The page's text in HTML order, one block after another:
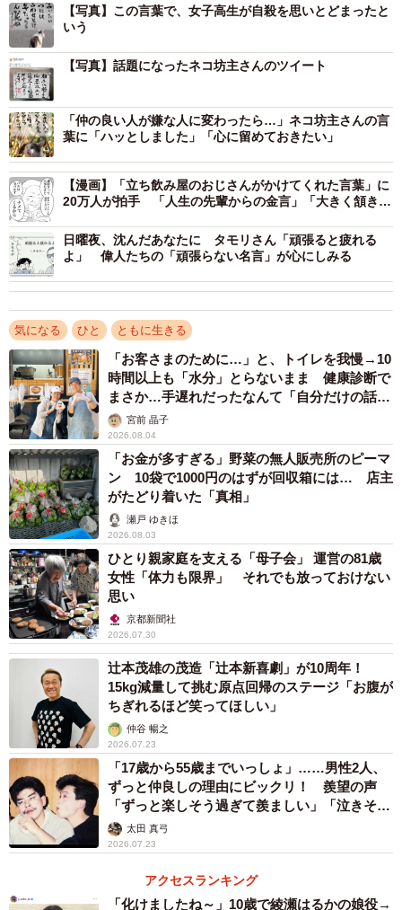
2/3
女性が自殺を思い止まったという言葉（籔本さん提供、Instagramよりキ
ャプチャ撮影）
「相手の罵声や言葉を浴びせられても受け取らな
ければ相手に戻る」 誹謗中傷を受けたら、ブロ
ックを！
今回ryuchellさんの自殺報道を受けて投稿したのは「このよ
うな形でryuchellさんがお亡くなりになり残念です。しかし
それと同時に誰が書き込んだのか、ryuchellさんの生い立ち
や家族のことがいろいろTwitterに流れてまた誰かが誰かを
追い込むことに不安を覚えました。すべての人に伝わると
は思いませんが、誰か一人でも気付いて欲しいととっさに
ツイートしたんです」と籔本さん。
そこで、マーフィー氏の名言を用いたことについて「過ち
は私が考えるに誰しもがするものです。日本は法治国家な
ので法律に触れる悪については国家が裁くものだと思いま
すが、そうでない限り人が勝手に善悪を決めそして人を悪
は『懺悔文（さんげもん）』『我昔所造諸悪業（がしゃく
【写真】この言葉で、女子高生が自殺を思いとどまったと
いう
【写真】話題になったネコ坊主さんのツイート
「仲の良い人が嫌な人に変わったら…」ネコ坊主さんの言
葉に「ハッとしました」「心に留めておきたい」
【漫画】「立ち飲み屋のおじさんがかけてくれた言葉」に
20万人が拍手 「人生の先輩からの金言」「大きく頷き返
日曜夜、沈んだあなたに タモリさん「頑張ると疲れる
よ」 偉人たちの「頑張らない名言」が心にしみる
気になる ひと ともに生きる
「お客さまのために…」と、トイレを我慢→10
時間以上も「水分」とらないまま 健康診断で
まさか…手遅れだったなんて「自分だけの話で
はなく、日本中で起きている問題では？」
宮前 晶子
2026.08.04
「お金が多すぎる」野菜の無人販売所のピーマ
ン 10袋で1000円のはずが回収箱には… 店主
がたどり着いた「真相」
瀬戸 ゆきほ
2026.08.03
ひとり親家庭を支える「母子会」 運営の81歳
女性「体力も限界」 それでも放っておけない
思い
京都新聞社
2026.07.30
辻本茂雄の茂造「辻本新喜劇」が10周年！
15kg減量して挑む原点回帰のステージ「お腹が
ちぎれるほど笑ってほしい」
仲谷 暢之
2026.07.23
「17歳から55歳までいっしょ」……男性2人、
ずっと仲良しの理由にビックリ！ 羨望の声
「ずっと楽しそう過ぎて羨ましい」「泣きそう
になった」
太田 真弓
2026.07.23
アクセスランキング
「化けましたね～」10歳で綾瀬はるかの娘役→